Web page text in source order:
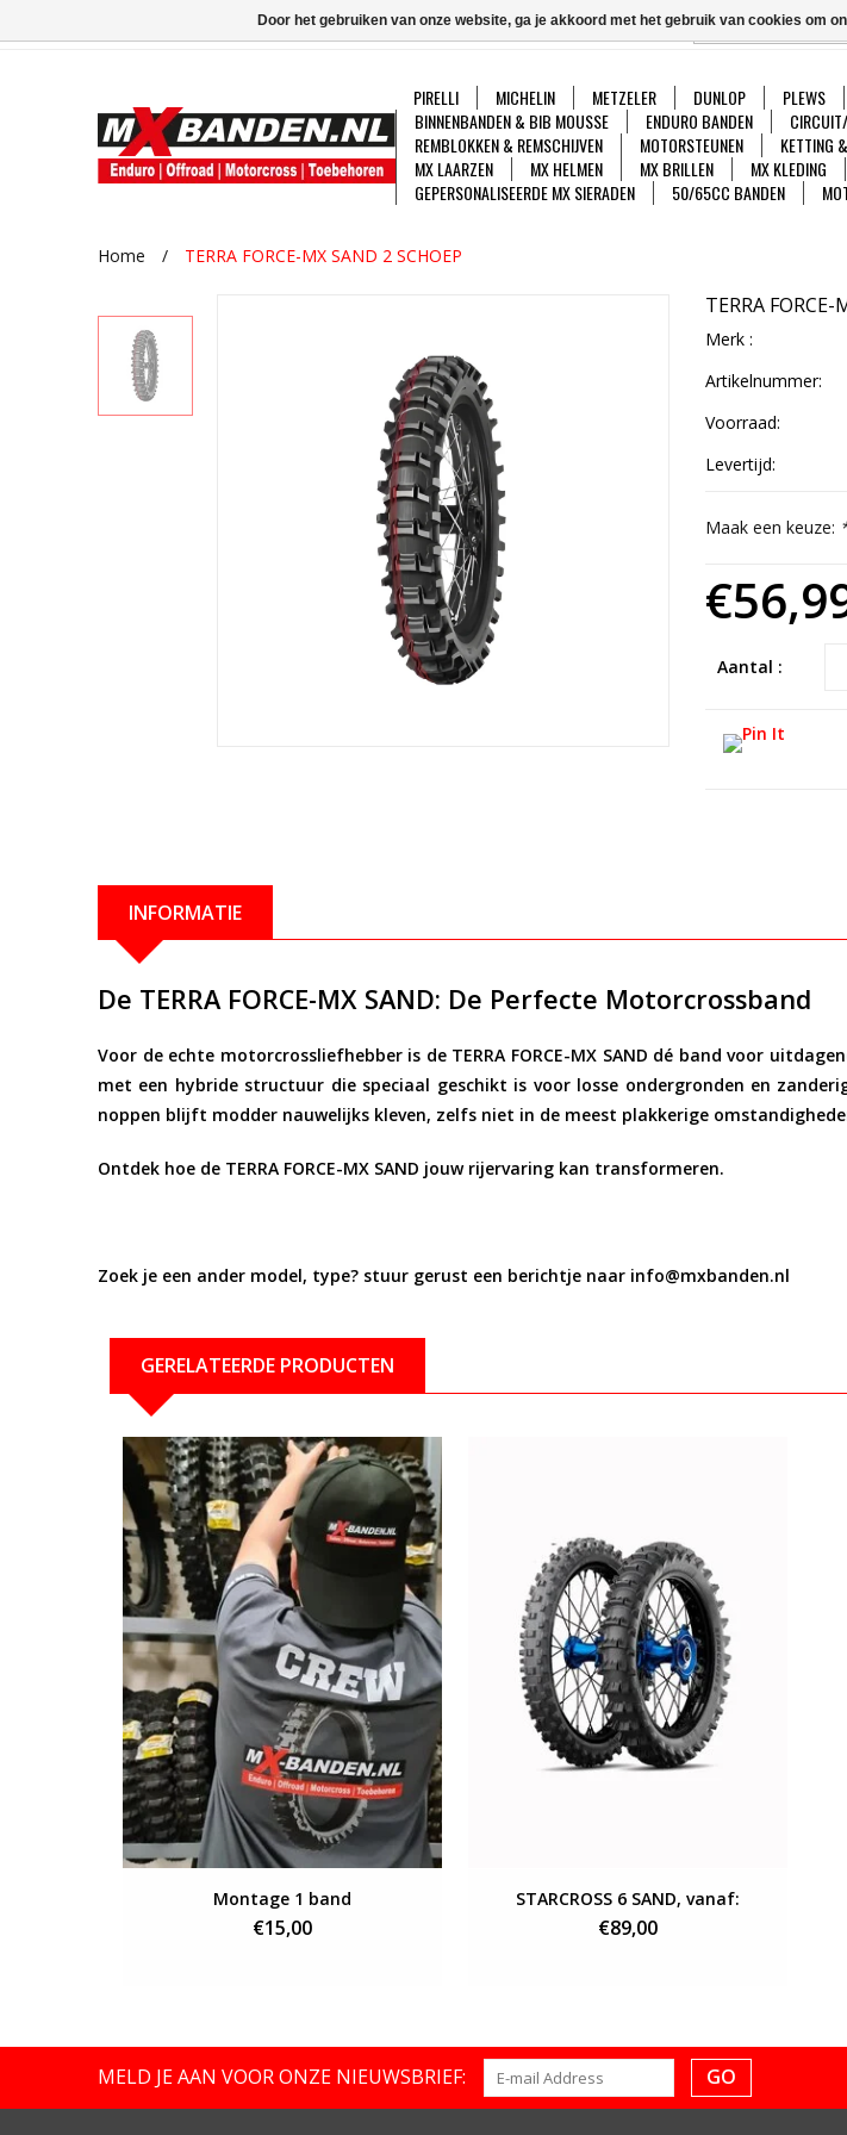
PIRELLI MICHELIN METZELER DUNLOP PLEWS
BINNENBANDEN & BIB MOUSSE
ENDURO BANDEN
REMBLOKKEN & REMSCHIJVEN
MOTORSTEUNEN KETTING
MX LAARZEN
MX HELMEN MX BRILLEN MX KLEDING
GEPERSONALISEERDE MX SIERADEN
50/65CC BANDEN
Home / TERRA FORCE-MX SAND 2 SCHOEP
TERRA FORCE-
Merk :
Artikelnummer:
Voorraad:
Levertijd:
Maak een keuze:
Aantal :
INFORMATIE
De TERRA FORCE-MX SAND: De Perfecte Motorcrossband
Voor de echte motorcrossliefhebber is de TERRA FORCE-MX SAND dé band voor
met een hybride structuur die speciaal geschikt is voor losse ondergronden en
noppen blijft modder nauwelijks kleven, zelfs niet in de meest plakkerige
Ontdek hoe de TERRA FORCE-MX SAND jouw rijervaring kan transformeren.
Zoek je een ander model, type? stuur gerust een berichtje naar info@mxbanden.nl
GERELATEERDE PRODUCTEN
Bekijken
Montage 1 band
€15,00
STARCROSS 6 SAND, vanaf:
€89,00
MELD JE AAN VOOR ONZE NIEUWSBRIEF: GO
Door het gebruiken van onze website, ga je akkoord met het gebruik van cookies om